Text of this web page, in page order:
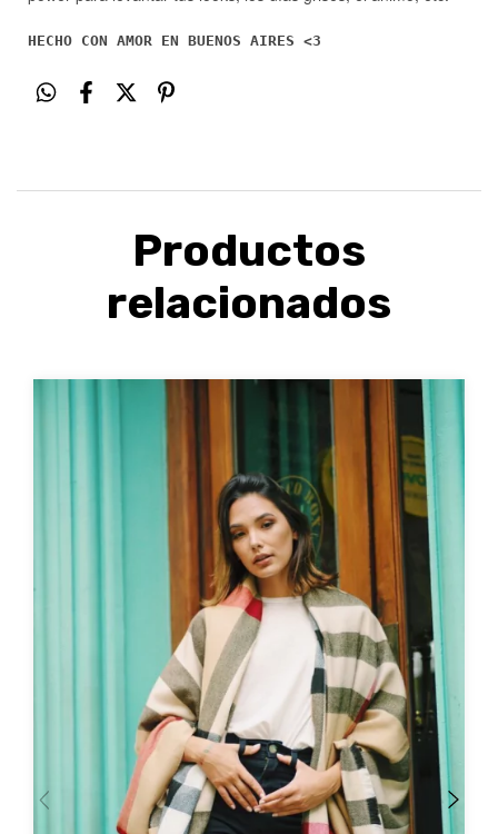
HECHO CON AMOR EN BUENOS AIRES <3
Productos
relacionados